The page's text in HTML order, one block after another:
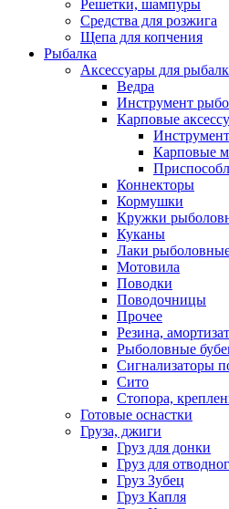
Решетки, шампуры
Средства для розжига
Щепа для копчения
Рыбалка
Аксессуары для
Ведра
Инструмент
Карповые
Карповые
Коннекторы
Кормушки
Кружки
Куканы
Лаки
Мотовила
Поводки
Поводочницы
Прочее
Резина,
Рыболовные
Сигнализаторы
Сито
Стопора,
Готовые оснастки
Груза, джиги
Груз для донки
Груз для
Груз Зубец
Груз Капля